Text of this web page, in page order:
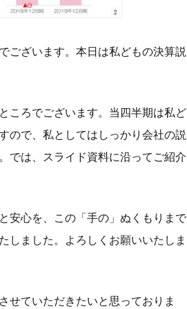
ございます。本日は私どもの決算説
ころでございます。当四半期は私ど
ので、私としてはしっかり会社の説
では、スライド資料に沿ってご紹介
安心を、この「手の」ぬくもりまで
しました。よろしくお願いいたしま
せていただきたいと思っておりま